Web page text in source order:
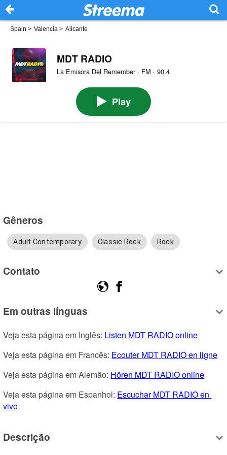
Spain > Valencia > Alicante
MDT RADIO
La Emisora Del Remember · FM · 90.4
Play
Gêneros
Adult Contemporary Classic Rock Rock
Contato
Em outras línguas
Veja esta página em Inglês: Listen MDT RADIO online
Veja esta página em Francês: Ecouter MDT RADIO en ligne
Veja esta página em Alemão: Hören MDT RADIO online
Veja esta página em Espanhol: Escuchar MDT RADIO en
vivo
Descrição